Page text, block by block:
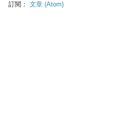
訂閱： 文章 (Atom)